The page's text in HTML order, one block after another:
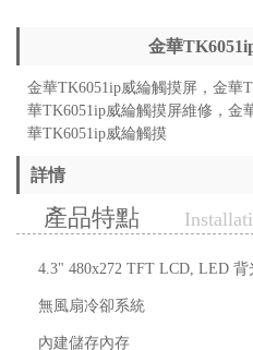
金華
金華TK6051ip威綸觸摸屏， 金華
華TK6051ip威綸觸摸屏維修， 金
華TK6051ip威綸觸摸
詳情
產品特點
4.3" 480x272 TFT LCD, LED 背
無風扇冷卻系統
內建儲存內存